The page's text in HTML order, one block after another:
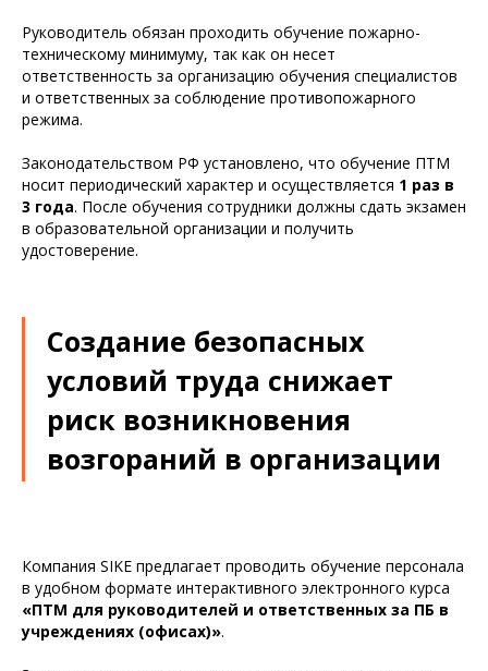
Руководитель обязан проходить обучение пожарно-
техническому минимуму, так как он несет
ответственность за организацию обучения специалистов
и ответственных за соблюдение противопожарного
режима.
Законодательством РФ установлено, что обучение ПТМ
носит периодический характер и осуществляется 1 раз в
3 года. После обучения сотрудники должны сдать экзамен
в образовательной организации и получить
удостоверение.
Создание безопасных
условий труда снижает
риск возникновения
возгораний в организации
Компания SIKE предлагает проводить обучение персонала
в удобном формате интерактивного электронного курса
«ПТМ для руководителей и ответственных за ПБ в
учреждениях (офисах)».